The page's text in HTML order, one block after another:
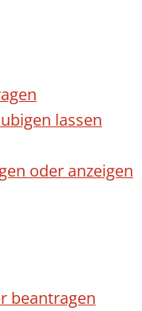
lassen
oder anzeigen
beantragen